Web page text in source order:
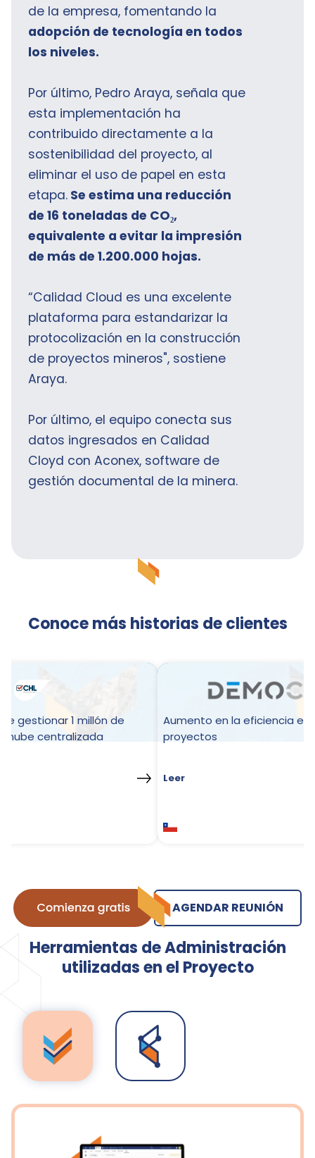
de la empresa, fomentando la
adopción de tecnología en todos
los niveles.
Por último, Pedro Araya, señala que
esta implementación ha
contribuido directamente a la
sostenibilidad del proyecto, al
eliminar el uso de papel en esta
etapa. Se estima una reducción
de 16 toneladas de CO₂,
equivalente a evitar la impresión
de más de 1.200.000 hojas.
“Calidad Cloud es una excelente
plataforma para estandarizar la
protocolización en la construcción
de proyectos mineros", sostiene
Araya.
Por último, el equipo conecta sus
datos ingresados en Calidad
Cloyd con Aconex, software de
gestión documental de la minera.
Conoce más historias de clientes
gestionar 1 millón de
nube centralizada
Aumento en la eficiencia en
proyectos
Leer
AGENDAR REUNIÓN
Herramientas de Administración
utilizadas en el Proyecto